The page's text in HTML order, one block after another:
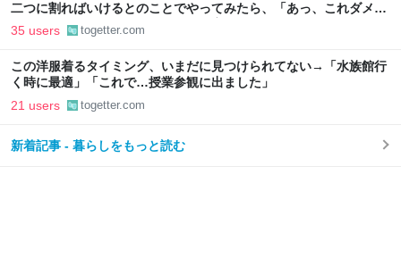
二つに割ればいけるとのことでやってみたら、「あっ、これダメ
だ」となった→数々のアドバイスが寄せられる
35 users togetter.com
この洋服着るタイミング、いまだに見つけられてない→「水族館行
く時に最適」「これで…授業参観に出ました」
21 users togetter.com
新着記事 - 暮らしをもっと読む